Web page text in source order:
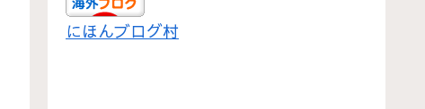
にほんブログ村